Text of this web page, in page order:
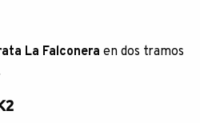
La Falconera en dos tramos